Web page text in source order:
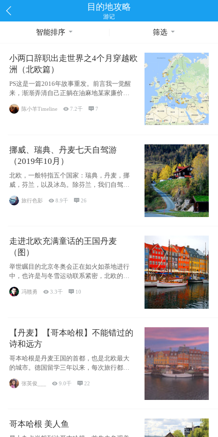
目的地攻略
游记
智能排序 筛选
小两口辞职出走世界之4个月穿越欧
洲（北欧篇）
PS这是一篇2016年故事重发。前言我一觉醒
来，渐渐弄清自己正躺在油麻地某家廉价宾
馆
陈小羊Timeline 7.2千 7
挪威、瑞典、丹麦七天自驾游
（2019年10月）
北欧，一般特指五个国家：瑞典，丹麦，挪
威，芬兰，以及冰岛。除芬兰，我们自驾游
旅行色影 8.9千 26
走进北欧充满童话的王国丹麦
（图）
举世瞩目的北京冬奥会正在如火如荼地进行
中，也许是与冬雪运动联系紧密，北欧的一
些国家因
冯赣勇 3.3千  10
【丹麦】【哥本哈根】不能错过的
诗和远方
哥本哈根是丹麦王国的首都，也是北欧最大
的城市。德国留学三年以来，每次旅行都是
张英俊___ 9.0千 22
哥本哈根 美人鱼